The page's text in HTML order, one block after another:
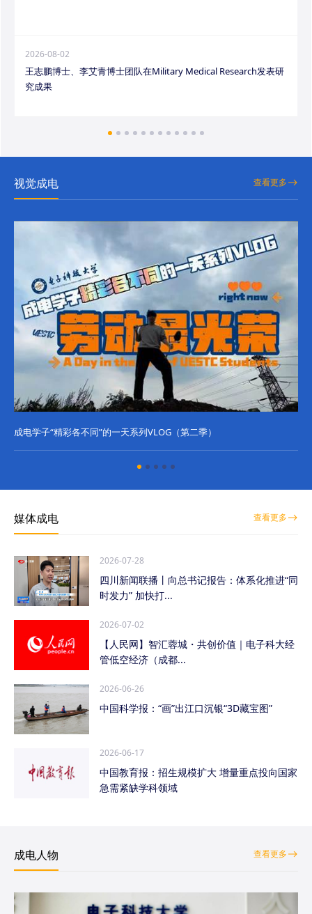
2026-08-02
王志鹏博士、李艾青博士团队在Military Medical Research发表研
究成果
视觉成电 查看更多
成电学子“精彩各不同”的一天系列VLOG（第二季）
媒体成电 查看更多
2026-07-28
四川新闻联播丨向总书记报告：体系化推进“同
时发力” 加快打...
2026-07-02
【人民网】智汇蓉城・共创价值｜电子科大经
管低空经济（成都...
2026-06-26
中国科学报：“画”出江口沉银“3D藏宝图”
2026-06-17
中国教育报：招生规模扩大 增量重点投向国家
急需紧缺学科领域
成电人物 查看更多